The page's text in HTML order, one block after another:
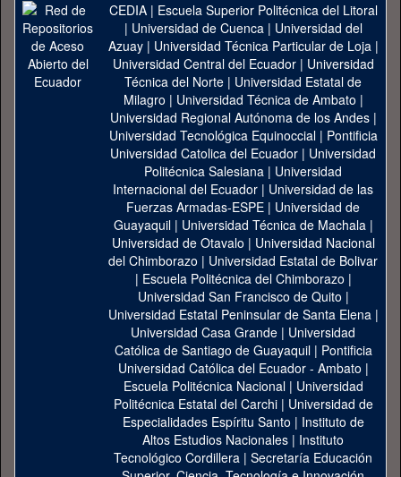
CEDIA| Escuela Superior Politécnica del Litoral
| Universidad de Cuenca| Universidad del
Azuay| Universidad Técnica Particular de Loja|
Universidad Central del Ecuador| Universidad
Técnica del Norte | Universidad Estatal de
Milagro | Universidad Técnica de Ambato |
Universidad Regional Autónoma de los Andes|
Universidad Tecnológica Equinoccial| Pontificia
Universidad Catolica del Ecuador | Universidad
Politécnica Salesiana | Universidad
Internacional del Ecuador | Universidad de las
Fuerzas Armadas-ESPE | Universidad de
Guayaquil| Universidad Técnica de Machala|
Universidad de Otavalo | Universidad Nacional
del Chimborazo | Universidad Estatal de Bolivar
| Escuela Politécnica del Chimborazo |
Universidad San Francisco de Quito |
Universidad Estatal Peninsular de Santa Elena|
Universidad Casa Grande | Universidad
Católica de Santiago de Guayaquil| Pontificia
Universidad Católica del Ecuador - Ambato |
Escuela Politécnica Nacional| Universidad
Politécnica Estatal del Carchi| Universidad de
Especialidades Espíritu Santo | Instituto de
Altos Estudios Nacionales | Instituto
Tecnológico Cordillera | Secretaría Educación